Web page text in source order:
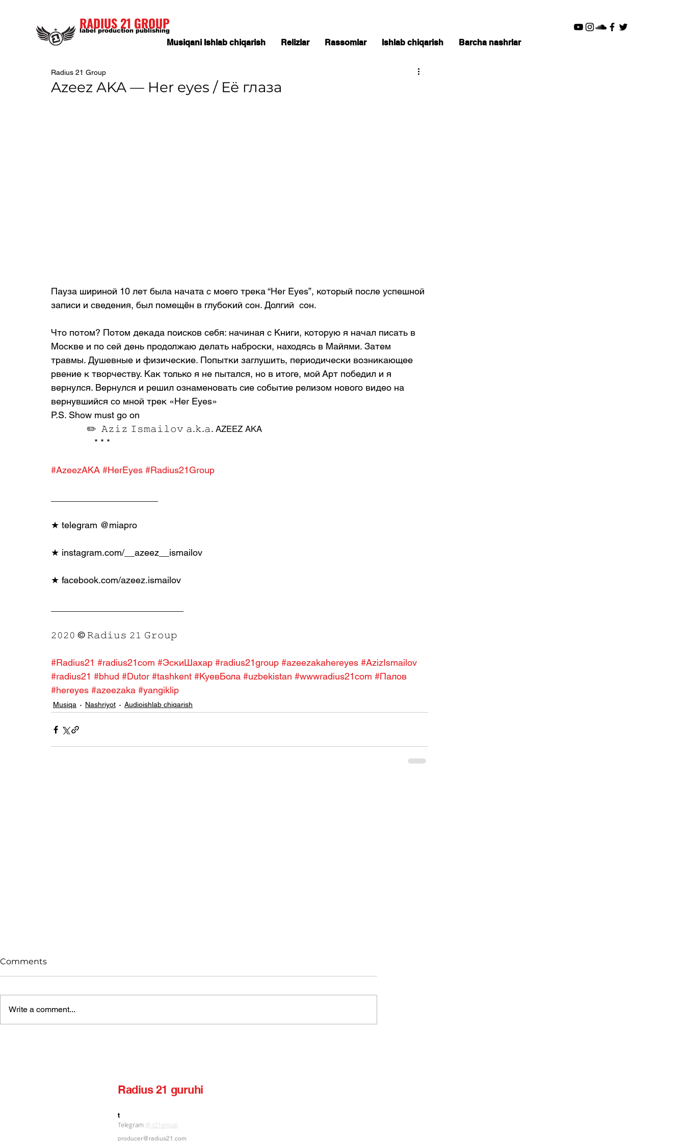
label production publishing
RADIUS 21 GROUP
Musiqani Ishlab chiqarish Relizlar Rassomlar Ishlab chiqarish Barcha nashrlar
Azeez AKA — Her eyes / Её глаза
Radius 21 Group
Пауза шириной 10 лет была начата с моего трека “Her Eyes”, который после успешной
записи и сведения, был помещён в глубокий сон. Долгий  сон.
Что потом? Потом декада поисков себя: начиная с Книги, которую я начал писать в
Москве и по сей день продолжаю делать наброски, находясь в Майями. Затем
травмы. Душевные и физические. Попытки заглушить, периодически возникающее
рвение к творчеству. Как только я не пытался, но в итоге, мой Арт победил и я
вернулся. Вернулся и решил ознаменовать сие событие релизом нового видео на
вернувшийся со мной трек «Her Eyes»
P.S. Show must go on
              ✏️  𝙰𝚣𝚒𝚣 𝙸𝚜𝚖𝚊𝚒𝚕𝚘𝚟 𝚊.𝚔.𝚊. 𝖠𝖹𝖤𝖤𝖹 𝖠𝖪𝖠
                 * * *
#AzeezAKA #HerEyes #Radius21Group
★ telegram @miapro
★ instagram.com/__azeez__ismailov
★ facebook.com/azeez.ismailov
𝟸𝟶𝟸𝟶 © 𝚁𝚊𝚍𝚒𝚞𝚜 𝟸𝟷 𝙶𝚛𝚘𝚞𝚙
#Radius21 #radius21com #ЭскиШахар #radius21group #azeezakahereyes #AzizIsmailov
#radius21 #bhud #Dutor #tashkent #КуевБола #uzbekistan #wwwradius21com #Палов
#hereyes #azeezaka #yangiklip
Musiqa Nashriyot Audioishlab chiqarish
Comments
Write a comment...
Radius 21 guruhi
yorliq ishlab chiqarish nashriyoti
t
Telegram @ r21group
producer@radius21.com